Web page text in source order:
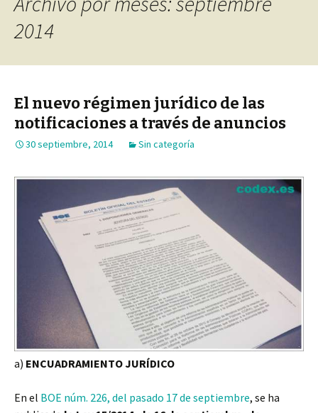
2014
El nuevo régimen jurídico de las
notificaciones a través de anuncios
30 septiembre, 2014 Sin categoría
a) ENCUADRAMIENTO JURÍDICO
En el BOE núm. 226, del pasado 17 de septiembre, se ha